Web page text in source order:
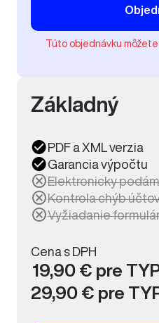
Túto objednávku
Základný
PDF a XML verzia
Garancia výpočtu
Elektronicky
Kontrola chýb
Vyžiadanie
Cena s DPH
19,90 € pre
29,90 € pre